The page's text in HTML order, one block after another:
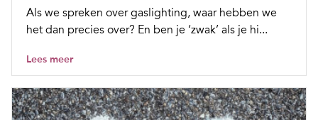
Als we spreken over gaslighting, waar hebben we
het dan precies over? En ben je ‘zwak’ als je hi...
Lees meer